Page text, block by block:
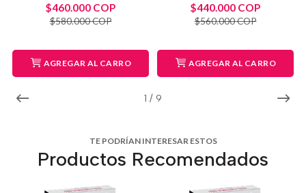
1 / 9
$460.000 COP
$580.000 COP
AGREGAR AL CARRO
$440.000 COP
$560.000 COP
AGREGAR AL CARRO
TE PODRÍAN INTERESAR ESTOS
Productos Recomendados